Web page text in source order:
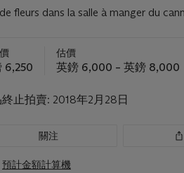
fleurs dans la salle à manger du
6,250
估價
英鎊 6,000 – 英鎊 8,000
止拍賣: 2018年2月28日
關注
預計金額計算機